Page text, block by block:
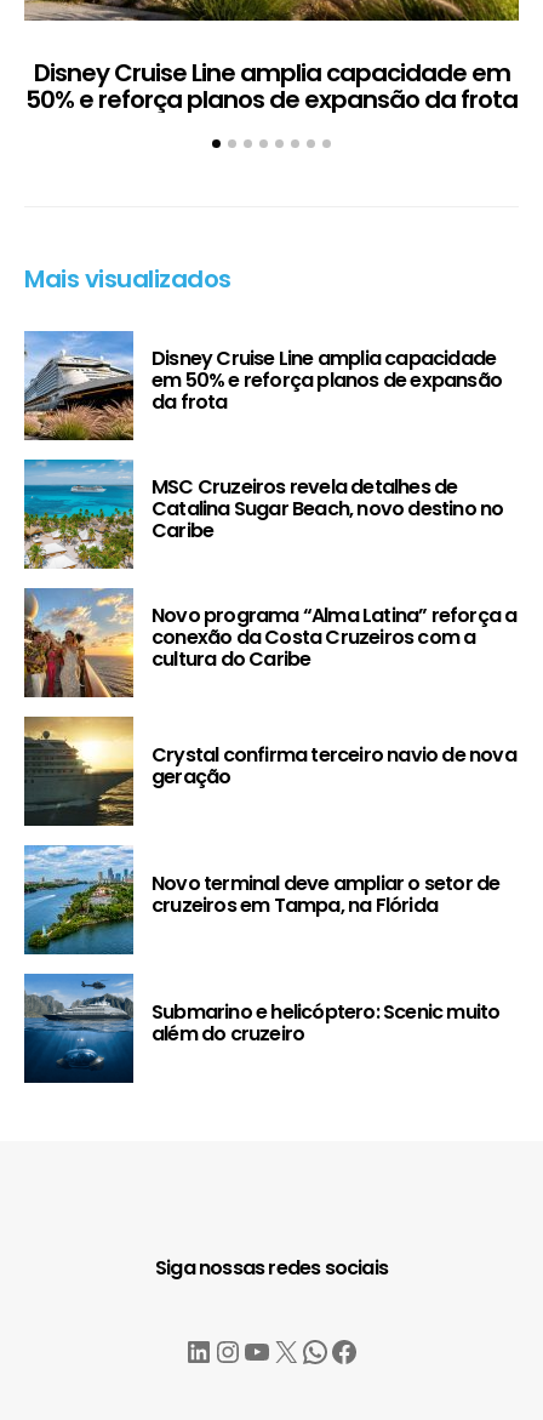
Disney Cruise Line amplia capacidade em
50% e reforça planos de expansão da frota
Mais visualizados
Disney Cruise Line amplia capacidade
em 50% e reforça planos de expansão
da frota
MSC Cruzeiros revela detalhes de
Catalina Sugar Beach, novo destino no
Caribe
Novo programa “Alma Latina” reforça a
conexão da Costa Cruzeiros com a
cultura do Caribe
Crystal confirma terceiro navio de nova
geração
Novo terminal deve ampliar o setor de
cruzeiros em Tampa, na Flórida
Submarino e helicóptero: Scenic muito
além do cruzeiro
Siga nossas redes sociais
LinkedIn
Instagram
YouTube
X WhatsApp
Facebook